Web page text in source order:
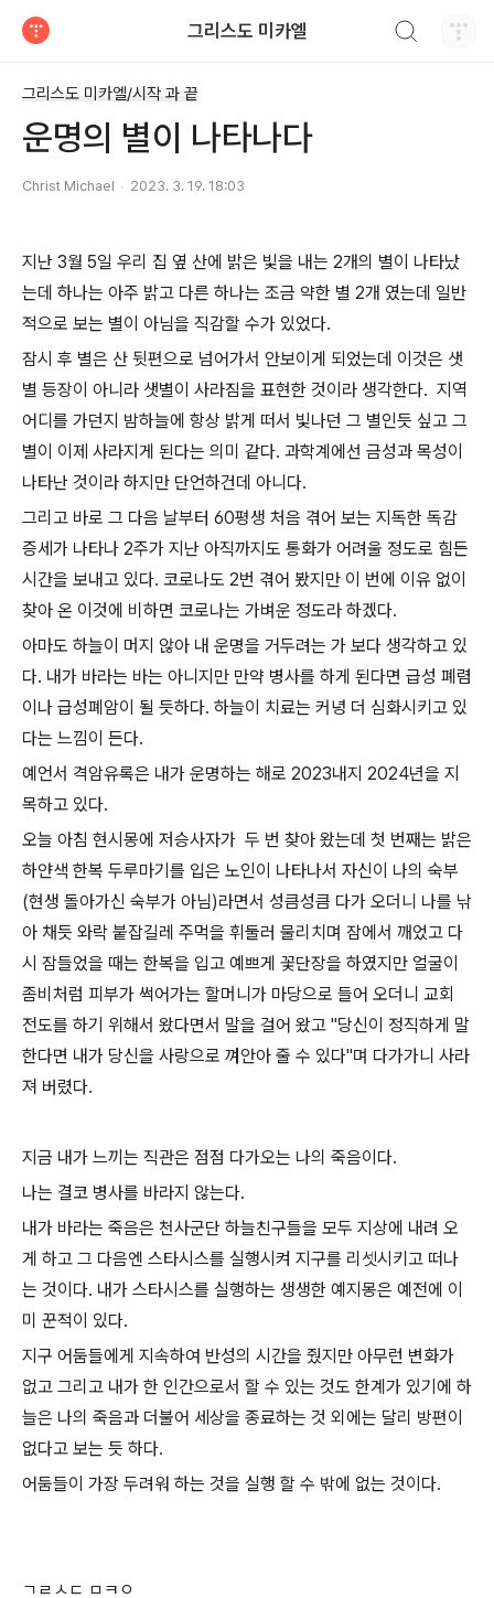
그리스도 미카엘
그리스도 미카엘/시작 과 끝
운명의 별이 나타나다
Christ Michael 2023. 3. 19. 18:03
지난 3월 5일 우리 집 옆 산에 밝은 빛을 내는 2개의 별이 나타났
는데 하나는 아주 밝고 다른 하나는 조금 약한 별 2개 였는데 일반
적으로 보는 별이 아님을 직감할 수가 있었다.
잠시 후 별은 산 뒷편으로 넘어가서 안보이게 되었는데 이것은 샛
별 등장이 아니라 샛별이 사라짐을 표현한 것이라 생각한다. 지역
어디를 가던지 밤하늘에 항상 밝게 떠서 빛나던 그 별인듯 싶고 그
별이 이제 사라지게 된다는 의미 같다. 과학계에선 금성과 목성이
나타난 것이라 하지만 단언하건데 아니다.
그리고 바로 그 다음 날부터 60평생 처음 겪어 보는 지독한 독감
증세가 나타나 2주가 지난 아직까지도 통화가 어려울 정도로 힘든
시간을 보내고 있다. 코로나도 2번 겪어 봤지만 이 번에 이유 없이
찾아 온 이것에 비하면 코로나는 가벼운 정도라 하겠다.
아마도 하늘이 머지 않아 내 운명을 거두려는 가 보다 생각하고 있
다. 내가 바라는 바는 아니지만 만약 병사를 하게 된다면 급성 폐렴
이나 급성폐암이 될 듯하다. 하늘이 치료는 커녕 더 심화시키고 있
다는 느낌이 든다.
예언서 격암유록은 내가 운명하는 해로 2023내지 2024년을 지
목하고 있다.
오늘 아침 현시몽에 저승사자가 두 번 찾아 왔는데 첫 번째는 밝은
하얀색 한복 두루마기를 입은 노인이 나타나서 자신이 나의 숙부
(현생 돌아가신 숙부가 아님)라면서 성큼성큼 다가 오더니 나를 낚
아 채듯 와락 붙잡길레 주먹을 휘둘러 물리치며 잠에서 깨었고 다
시 잠들었을 때는 한복을 입고 예쁘게 꽃단장을 하였지만 얼굴이
좀비처럼 피부가 썩어가는 할머니가 마당으로 들어 오더니 교회
전도를 하기 위해서 왔다면서 말을 걸어 왔고 "당신이 정직하게 말
한다면 내가 당신을 사랑으로 껴안아 줄 수 있다"며 다가가니 사라
져 버렸다.
지금 내가 느끼는 직관은 점점 다가오는 나의 죽음이다.
나는 결코 병사를 바라지 않는다.
내가 바라는 죽음은 천사군단 하늘친구들을 모두 지상에 내려 오
게 하고 그 다음엔 스타시스를 실행시켜 지구를 리셋시키고 떠나
는 것이다. 내가 스타시스를 실행하는 생생한 예지몽은 예전에 이
미 꾼적이 있다.
지구 어둠들에게 지속하여 반성의 시간을 줬지만 아무런 변화가
없고 그리고 내가 한 인간으로서 할 수 있는 것도 한계가 있기에 하
늘은 나의 죽음과 더불어 세상을 종료하는 것 외에는 달리 방편이
없다고 보는 듯 하다.
어둠들이 가장 두려워 하는 것을 실행 할 수 밖에 없는 것이다.
ㄱㄹㅅㄷ ㅁㅋㅇ